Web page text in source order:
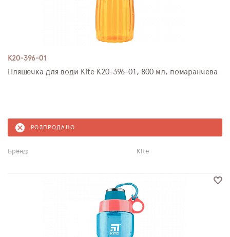
K20-396-01
Пляшечка для води Kite K20-396-01, 800 мл, помаранчева
РОЗПРОДАНО
Бренд: Kite